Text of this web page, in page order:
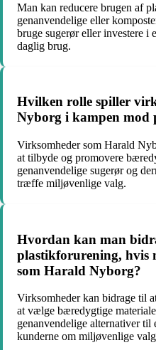
Man kan reducere brugen af
genanvendelige eller
bruge sugerør eller investere i
daglig brug.
Hvilken rolle spiller
Nyborg i kampen mod
Virksomheder som Harald
at tilbyde og promovere
genanvendelige sugerør og
træffe miljøvenlige valg.
Hvordan kan man
plastikforurening, hvis
som Harald Nyborg?
Virksomheder kan bidrage til
at vælge bæredygtige
genanvendelige alternativer
kunderne om miljøvenlige